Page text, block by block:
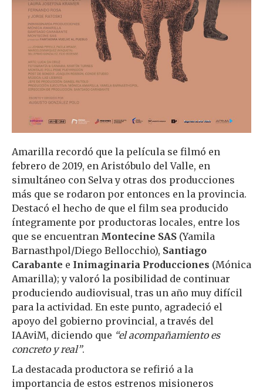
Amarilla recordó que la película se filmó en
febrero de 2019, en Aristóbulo del Valle, en
simultáneo con Selva y otras dos producciones
más que se rodaron por entonces en la provincia.
Destacó el hecho de que el film sea producido
íntegramente por productoras locales, entre los
que se encuentran Montecine SAS (Yamila
Barnasthpol/Diego Bellocchio), Santiago
Carabante e Inimaginaria Producciones (Mónica
Amarilla); y valoró la posibilidad de continuar
produciendo audiovisual, tras un año muy difícil
para la actividad. En este punto, agradeció el
apoyo del gobierno provincial, a través del
IAAviM, diciendo que “el acompañamiento es
concreto y real”.
La destacada productora se refirió a la
importancia de estos estrenos misioneros